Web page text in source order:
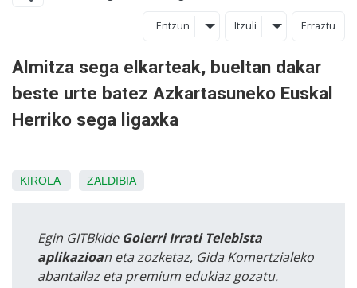
Entzun Itzuli Erraztu
Almitza sega elkarteak, bueltan dakar
beste urte batez Azkartasuneko Euskal
Herriko sega ligaxka
KIROLA ZALDIBIA
Egin GITBkide Goierri Irrati Telebista
aplikazioan eta zozketaz, Gida Komertzialeko
abantailaz eta premium edukiaz gozatu.